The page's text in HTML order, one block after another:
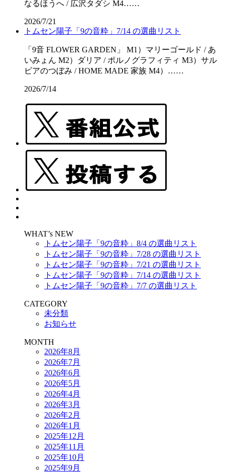
なるほうへ / 広沢タダシ M4……
2026/7/21
トムセン陽子「9の音粋」7/14 の選曲リスト
「9音 FLOWER GARDEN」 M1）マリーゴールド / あ
いみょん M2）ダリア / ポルノグラフィティ M3）サル
ビアのつぼみ / HOME MADE 家族 M4）……
2026/7/14
WHAT’s NEW
トムセン陽子「9の音粋」8/4 の選曲リスト
トムセン陽子「9の音粋」7/28 の選曲リスト
トムセン陽子「9の音粋」7/21 の選曲リスト
トムセン陽子「9の音粋」7/14 の選曲リスト
トムセン陽子「9の音粋」7/7 の選曲リスト
CATEGORY
未分類
お知らせ
MONTH
2026年8月
2026年7月
2026年6月
2026年5月
2026年4月
2026年3月
2026年2月
2026年1月
2025年12月
2025年11月
2025年10月
2025年9月